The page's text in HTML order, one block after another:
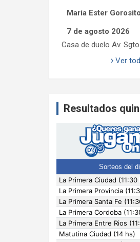
María Ester
7 de agosto 2026
Casa de duelo Av.
Ver
Resultados